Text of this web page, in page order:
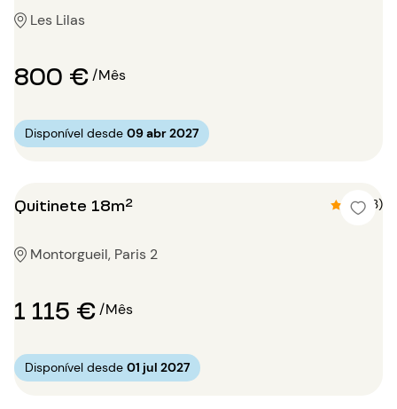
Les Lilas
800 €/Mês
Disponível desde 09 abr 2027
Quitinete 18m² 4.3 (3)
Montorgueil, Paris 2
1 115 €/Mês
Disponível desde 01 jul 2027